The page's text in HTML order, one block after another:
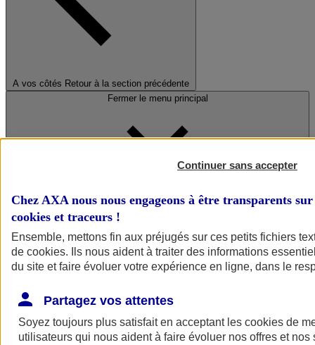
A vos côtés Retour à la section précédente
Fermer le menu principal
Préserver la nature et le climat
Faire avancer la solidarité et l'inclusion
Donner toute leur place aux territoires
Porter l'élan du rugby féminin
Continuer sans accepter
Chez AXA nous nous engageons à être transparents
cookies et traceurs !
Ensemble, mettons fin aux préjugés sur ces petits fichiers
de cookies. Ils nous aident à traiter des informations
du site et faire évoluer votre expérience en ligne, dans le
Partagez vos attentes
Soyez toujours plus satisfait en acceptant les cookies de
utilisateurs qui nous aident à faire évoluer nos offres et nos